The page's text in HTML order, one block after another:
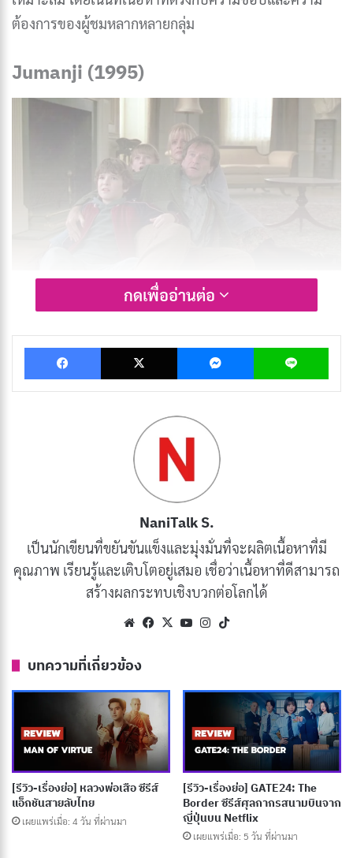
ต้องการของผู้ชมหลากหลายกลุ่ม
Jumanji (1995)
Jumanji(1995) เริ่มต้นขึ้นในปี 1969 เมื่อเด็ก
ว่า “จูแมนจี้” ในขณะที่เขาเล่นเกมนี้ เขาและเพื่อนของเขา
ถูกดึงเข้าสู่เหตุการณ์เหนือธรรมชาติที่เปลี่ยนชีวิตไปตลอด
กาล หลายปีต่อมาในปี 1995 เกมกระดานนี้ได้ปรากฏตัวขึ้น
อีกครั้งพร้อมกับความลับที่ยังไม่คลี่คลาย และผู้ที่พบมันจะ
ต้องเผชิญกับการผจญภัยที่พวกเขาไม่คาดคิดมาก่อน การ
เล่นเกมนี้ทำให้เกิดผลลัพธ์ที่ไม่สามารถควบคุมได้ มัน
เป็นการทดสอบความกล้าหาญและความสามัคคีของผู้เล่น
ซึ่งนำไปสู่การออกเดินทางเพื่อยุติคำสาปที่แฝงอยู่ในเกมนี้
ชื่อเรื่องในภาษาไทย: จูแมนจี้ เกมดูดโลกมหัศจรรย์
ประเภท: แฟนตาซี, ผจญภัย, ตลก
วันที่ออกอากาศ: 1 เมษายน 2025
ฮันท์
ผู้กำกับ: โจ จอห์นสตัน
จำนวนตอน/ความยาว: 1 ชั่วโมง 44 นาที
เรตติ้ง IMDb: 7.0/10
ช่องทางการดู: Disney+,
Prime Video,Netflix
Jumanji: The Next Level (2019)
กดเพื่ออ่านต่อ
Facebook X Messenger Line
NaniTalk S.
เป็นนักเขียนที่ขยันขันแข็งและมุ่งมั่นที่จะผลิตเนื้อหาที่มี
คุณภาพ เรียนรู้และเติบโตอยู่เสมอ เชื่อว่าเนื้อหาที่ดีสามารถ
สร้างผลกระทบเชิงบวกต่อโลกได้
WebsiteFacebook
X YouTubeInstagram
บทความที่เกี่ยวข้อง
[รีวิว-เรื่องย่อ] หลวงพ่อเสือ ซีรีส์
แอ็กชันสายลับไทย
เผยแพร่เมื่อ: 4 วัน ที่ผ่านมา
[รีวิว-เรื่องย่อ] GATE24: The
Border ซีรีส์ศุลกากรสนามบินจาก
ญี่ปุ่นบน Netflix
เผยแพร่เมื่อ: 5 วัน ที่ผ่านมา